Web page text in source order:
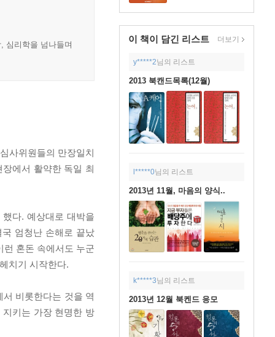
이 책이 담긴 리스트 더보기
y*****2님의 리스트
2013 북캔드목록(12월)
l*****0님의 리스트
2013년 11월, 마음의 양식..
k*****3님의 리스트
2013년 12월 북켄드 응모
심리학을 넘나들며
사위원들의 만장일치
에서 활약한 독일 최
다. 예상대로 대박을
엄청난 손해로 끝났
혼돈 속에서도 누군
치기 시작한다.
비롯한다는 것을 역
키는 가장 현명한 방